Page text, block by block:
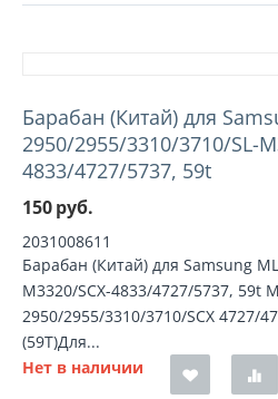
Барабан (Китай) для
2950/2955/3310/3710/SL-
4833/4727/5737, 59t
150руб.
2031008611
Барабан (Китай) для Samsung
M3320/SCX-4833/4727/5737, 59t
2950/2955/3310/3710/SCX 4727/
(59T)Для...
Нет в наличии